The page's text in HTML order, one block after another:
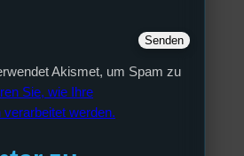
Akismet, um Spam zu
Sie, wie Ihre
werden.